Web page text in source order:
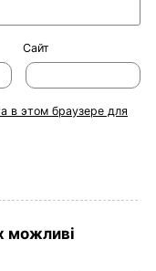
Сайт
в этом браузере для
можливі